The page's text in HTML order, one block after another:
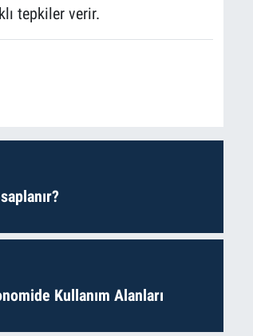
tepkiler verir.
Kullanım Alanları